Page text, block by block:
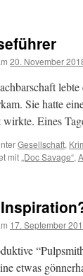
20. November
Sie hatte
wirkte. Eines
Gesellschaft,
mit „Doc Savage“,
17. September
etwas